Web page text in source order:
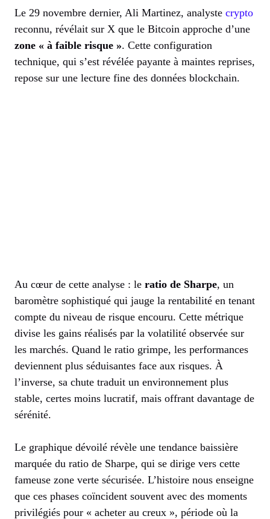
Le 29 novembre dernier, Ali Martinez, analyste crypto
reconnu, révélait sur X que le Bitcoin approche d’une
zone « à faible risque ». Cette configuration
technique, qui s’est révélée payante à maintes reprises,
repose sur une lecture fine des données blockchain.
Au cœur de cette analyse : le ratio de Sharpe, un
baromètre sophistiqué qui jauge la rentabilité en tenant
compte du niveau de risque encouru. Cette métrique
divise les gains réalisés par la volatilité observée sur
les marchés. Quand le ratio grimpe, les performances
deviennent plus séduisantes face aux risques. À
l’inverse, sa chute traduit un environnement plus
stable, certes moins lucratif, mais offrant davantage de
sérénité.
Le graphique dévoilé révèle une tendance baissière
marquée du ratio de Sharpe, qui se dirige vers cette
fameuse zone verte sécurisée. L’histoire nous enseigne
que ces phases coïncident souvent avec des moments
privilégiés pour « acheter au creux », période où la